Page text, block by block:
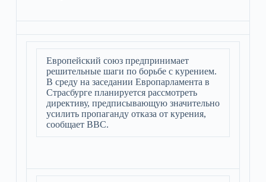
Европейский союз предпринимает
решительные шаги по борьбе с курением.
В среду на заседании Европарламента в
Страсбурге планируется рассмотреть
директиву, предписывающую значительно
усилить пропаганду отказа от курения,
сообщает ВВС.